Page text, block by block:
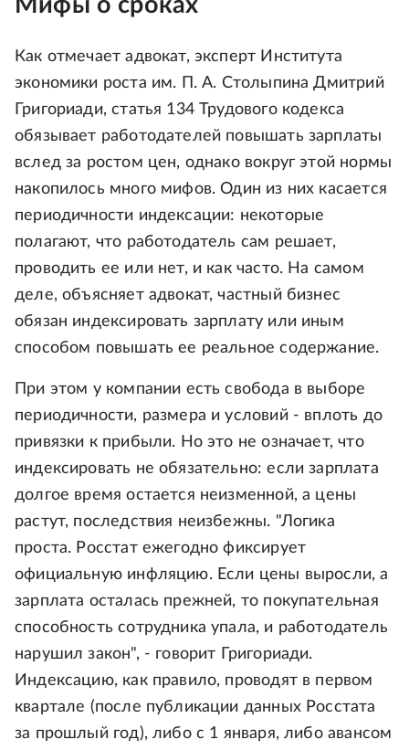
Мифы о сроках
Как отмечает адвокат, эксперт Института
экономики роста им. П. А. Столыпина Дмитрий
Григориади, статья 134 Трудового кодекса
обязывает работодателей повышать зарплаты
вслед за ростом цен, однако вокруг этой нормы
накопилось много мифов. Один из них касается
периодичности индексации: некоторые
полагают, что работодатель сам решает,
проводить ее или нет, и как часто. На самом
деле, объясняет адвокат, частный бизнес
обязан индексировать зарплату или иным
способом повышать ее реальное содержание.
При этом у компании есть свобода в выборе
периодичности, размера и условий - вплоть до
привязки к прибыли. Но это не означает, что
индексировать не обязательно: если зарплата
долгое время остается неизменной, а цены
растут, последствия неизбежны. "Логика
проста. Росстат ежегодно фиксирует
официальную инфляцию. Если цены выросли, а
зарплата осталась прежней, то покупательная
способность сотрудника упала, и работодатель
нарушил закон", - говорит Григориади.
Индексацию, как правило, проводят в первом
квартале (после публикации данных Росстата
за прошлый год), либо с 1 января, либо авансом